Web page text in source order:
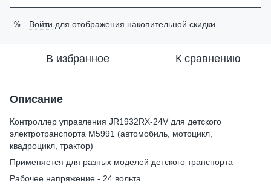
% Войти для отображения накопительной скидки
В избранное К сравнению
Описание
Контроллер управления JR1932RX-24V для детского
электротранспорта M5991 (автомобиль, мотоцикл,
квадроцикл, трактор)
Применяется для разных моделей детского транспорта
Рабочее напряжение - 24 вольта